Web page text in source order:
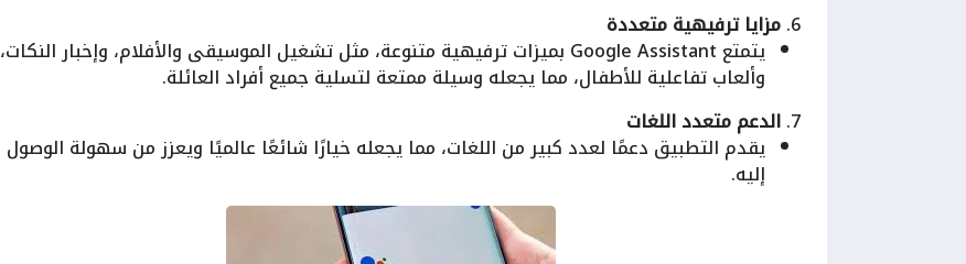
6. مزايا ترفيهية متعددة
يتمتع Google Assistant بميزات ترفيهية متنوعة، مثل تشغيل الموسيقى والأفلام، وإخبار النكات،
وألعاب تفاعلية للأطفال، مما يجعله وسيلة ممتعة لتسلية جميع أفراد العائلة.
7. الدعم متعدد اللغات
يقدم التطبيق دعمًا لعدد كبير من اللغات، مما يجعله خيارًا شائعًا عالميًا ويعزز من سهولة الوصول
إليه.